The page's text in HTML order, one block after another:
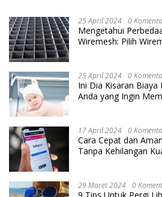
25 April 2024 0
Mengetahui
Wiremesh: Pilih
25 April 2024 0
Ini Dia Kisaran Biaya
Anda yang Ingin
17 April 2024 0
Cara Cepat dan
Tanpa Kehilangan
29 Maret 2024 0